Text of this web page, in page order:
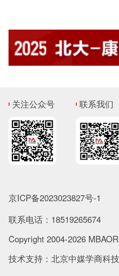
关注公众号 联系我们
京ICP备2023023827号-1
联系电话：18519265674
Copyright 2004-2026
技术支持：北京中媒学商科